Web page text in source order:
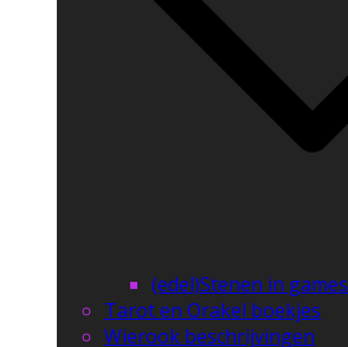
(edel)Stenen in games
Tarot en Orakel boekjes
Wierook beschrijvingen